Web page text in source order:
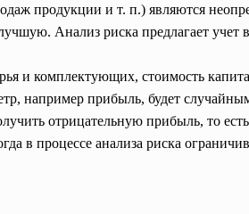
продукции и т. п.) являются
Анализ риска предлагает учет
и комплектующих, стоимость
например прибыль, будет
отрицательную прибыль, то
в процессе анализа риска